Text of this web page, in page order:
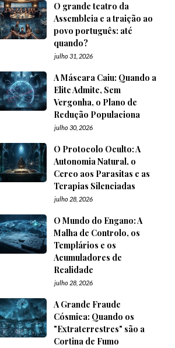
O grande teatro da
Assembleia e a traição ao
povo português: até
quando?
julho 31, 2026
A Máscara Caiu: Quando a
Elite Admite, Sem
Vergonha, o Plano de
Redução Populaciona
julho 30, 2026
O Protocolo Oculto: A
Autonomia Natural, o
Cerco aos Parasitas e as
Terapias Silenciadas
julho 28, 2026
O Mundo do Engano: A
Malha de Controlo, os
Templários e os
Acumuladores de
Realidade
julho 28, 2026
A Grande Fraude
Cósmica: Quando os
"Extraterrestres" são a
Cortina de Fumo